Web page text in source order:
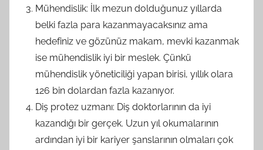
Mühendislik: İlk mezun dolduğunuz yıllarda
belki fazla para kazanmayacaksınız ama
hedefiniz ve gözünüz makam, mevki kazanmak
ise mühendislik iyi bir meslek. Çünkü
mühendislik yöneticiliği yapan birisi, yıllık olara
126 bin dolardan fazla kazanıyor.
Diş protez uzmanı: Diş doktorlarının da iyi
kazandığı bir gerçek. Uzun yıl okumalarının
ardından iyi bir kariyer şanslarının olmaları çok